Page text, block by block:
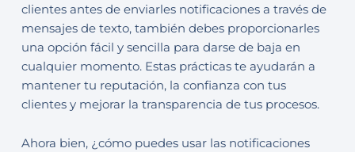
clientes antes de enviarles notificaciones a través de
mensajes de texto, también debes proporcionarles
una opción fácil y sencilla para darse de baja en
cualquier momento. Estas prácticas te ayudarán a
mantener tu reputación, la confianza con tus
clientes y mejorar la transparencia de tus procesos.
Ahora bien, ¿cómo puedes usar las notificaciones